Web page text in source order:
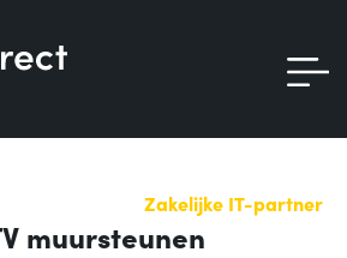
Zakelijke IT-partner
muursteunen